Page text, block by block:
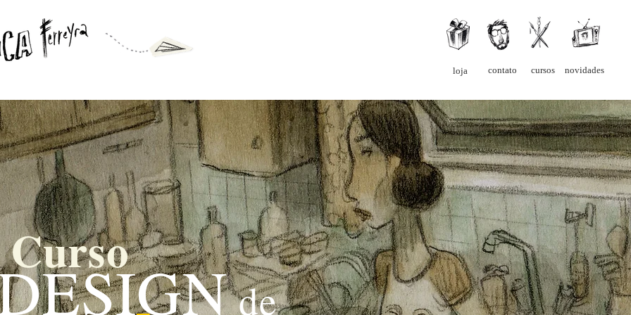
loja contato cursos novidades
Curso
de